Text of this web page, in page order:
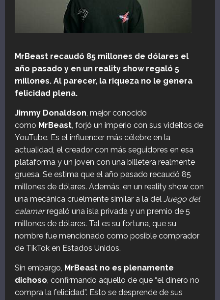
MrBeast recaudó 85 millones de dólares el
año pasado y en un reality show regaló 5
millones. Al parecer, la riqueza no le genera
felicidad plena.
Jimmy Donaldson , mejor conocido
como MrBeast , forjó un imperio con sus videitos de
YouTube. Es el influencer más célebre en la
actualidad, el creador con más seguidores en esa
plataforma y un joven con una billetera realmente
gruesa. Se estima que el año pasado recaudó 85
millones de dólares. Además, en un reality show con
una mecánica cruelmente similar a la del Juego del
calamarregaló una isla privada y un premio de 5
millones de dólares. Tal es su fortuna, que su
nombre fue mencionado como posible comprador
de TikTok en Estados Unidos.
Sin embargo, MrBeast no es plenamente
dichoso , confirmando aquello de que “el dinero no
compra la felicidad”. Esto se desprende de sus